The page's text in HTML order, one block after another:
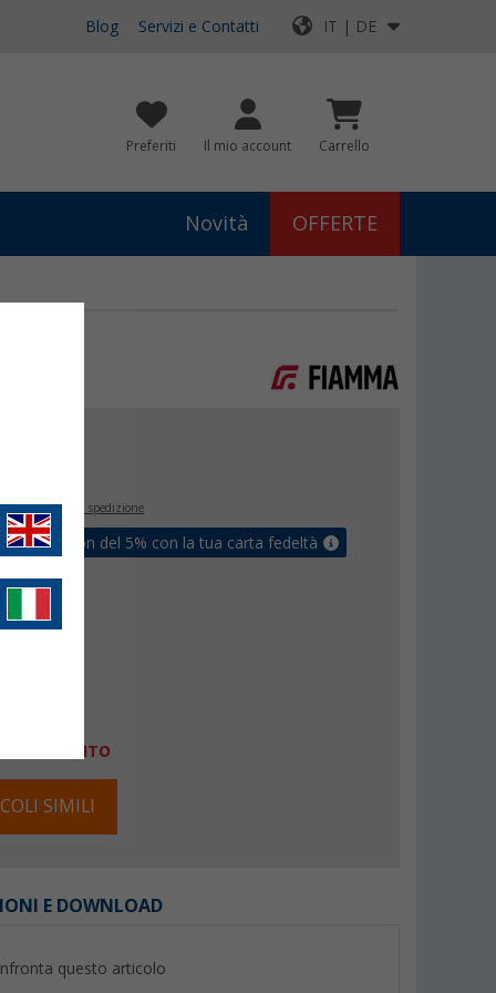
Blog Servizi e Contatti IT | DE
Preferiti Il mio account Carrello
Novità OFFERTE
+ Spese di spedizione
un coupon del 5% con la tua carta fedeltà
ESAURITO
SIMILI
E DOWNLOAD
questo articolo